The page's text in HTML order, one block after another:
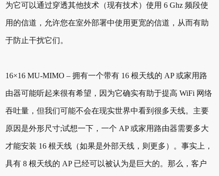
为它可以通过穿透其他技术（现有技术）使用 6 Ghz 频段使
用的信道，允许您在室外部署中使用更宽的信道，从而有助
于防止干扰它们。
16×16 MU-MIMO – 拥有一个带有 16 根天线的 AP 或家用路
由器可能听起来很有希望，因为它确实有助于提高 WiFi 网络
吞吐量，但我们可能不会在现实世界中看到很多天线。主要
原因是外形尺寸;试想一下，一个 AP 或家用路由器需要多大
才能安装 16 根天线（如果是外部天线，则更多）。事实上，
具有 8 根天线的 AP 已经可以被认为是巨大的。那么，客户